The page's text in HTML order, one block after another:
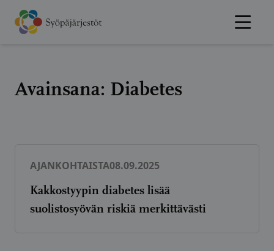
Hyppää
sisältöön
Avainsana: Diabetes
AJANKOHTAISTA08.09.2025
Kakkostyypin diabetes lisää
suolistosyövän riskiä merkittävästi